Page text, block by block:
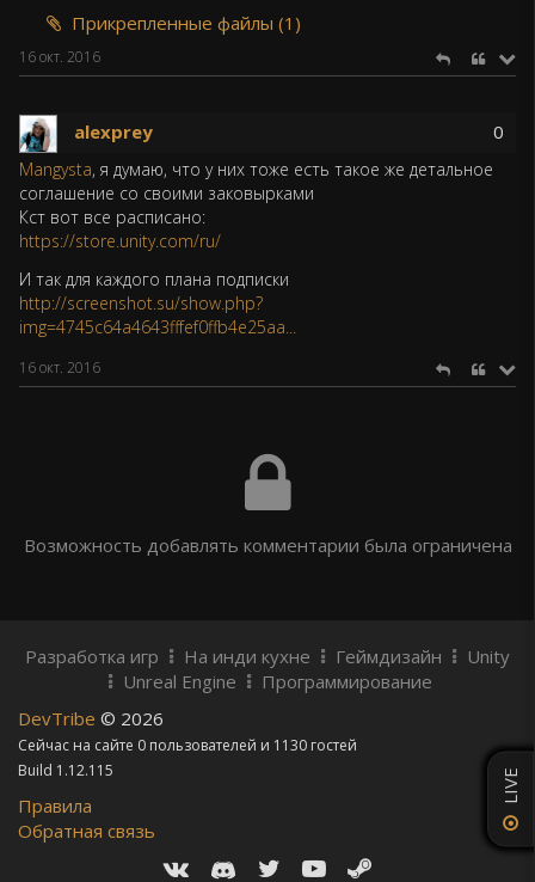
LIVE
Прикрепленные файлы (1)
16 окт. 2016
alexprey 0
Mangysta, я думаю, что у них тоже есть такое же детальное
соглашение со своими заковырками
Кст вот все расписано:
https://store.unity.com/ru/
И так для каждого плана подписки
http://screenshot.su/show.php?
img=4745c64a4643fffef0ffb4e25aa...
16 окт. 2016
Возможность добавлять комментарии была ограничена
Разработка игр На инди кухне Геймдизайн
Unity
Unreal Engine
Программирование
DevTribe © 2026
Сейчас на сайте 0 пользователей и 1130 гостей
Build 1.12.115
Правила
Обратная связь